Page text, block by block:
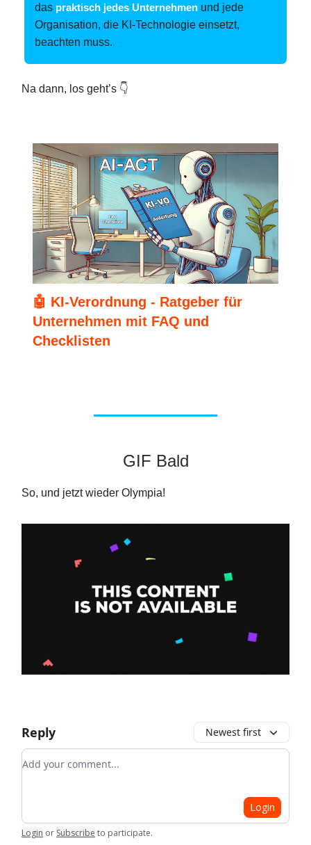
das praktisch jedes Unternehmen und jede
Organisation, die KI-Technologie einsetzt,
beachten muss.
Na dann, los geht’s 👇
🤖 KI-Verordnung - Ratgeber für
Unternehmen mit FAQ und
Checklisten
GIF Bald
So, und jetzt wieder Olympia!
Reply Newest first
Add your comment
Login
Login or Subscribe to participate.